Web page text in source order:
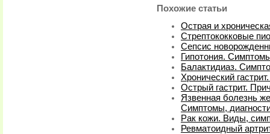
Похожие статьи
Острая и
Стрептококковые
Сепсис
Гипотония.
Балактидиаз.
Хронический
Острый гастрит.
Язвенная болезнь
Симптомы,
Рак кожи. Виды,
Ревматоидный